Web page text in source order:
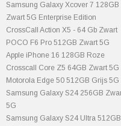
Samsung Galaxy Xcover 7 128GB
Zwart 5G Enterprise Edition
CrossCall Action X5 - 64 Gb Zwart
POCO F6 Pro 512GB Zwart 5G
Apple iPhone 16 128GB Roze
Crosscall Core Z5 64GB Zwart 5G
Motorola Edge 50 512GB Grijs 5G
Samsung Galaxy S24 256GB
5G
Samsung Galaxy S24 Ultra 512GB